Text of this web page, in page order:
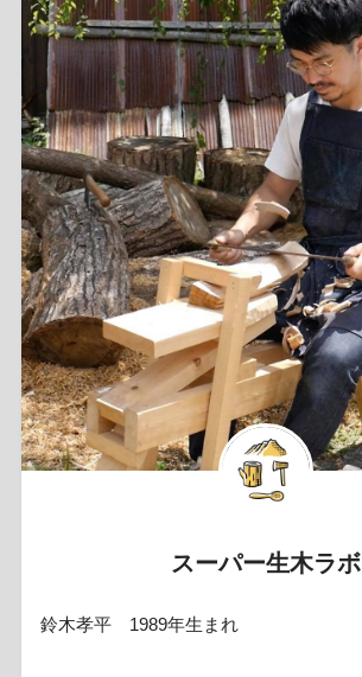
スーパー生木ラボ
鈴木孝平 1989年生まれ